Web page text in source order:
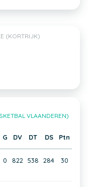
(KORTRIJK)
VLAANDEREN)
G DV DT DS Ptn
0 822 538 284 30